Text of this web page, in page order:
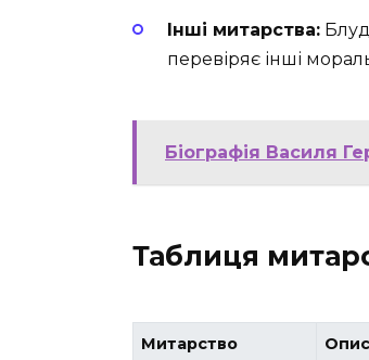
Інші митарства:
перевіряє інші
Біографія Василя
Таблиця
Митарство Опис